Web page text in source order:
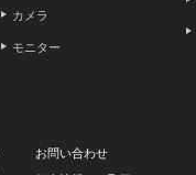
カメラ
モニター
お問い合わせ